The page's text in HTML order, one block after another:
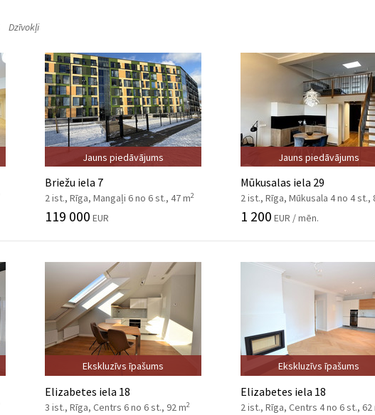
Dzīvokļi
Jauns piedāvājums
Briežu iela 7
2 ist., Rīga, Mangaļi 6 no 6 st., 47 m2
119 000 EUR
Jauns piedāvājums
Mūkusalas iela 29
2 ist., Rīga, Mūkusala 4 no 4 st.,
1 200 EUR / mēn.
Ekskluzīvs īpašums
Elizabetes iela 18
3 ist., Rīga, Centrs 6 no 6 st., 92 m2
Ekskluzīvs īpašums
Elizabetes iela 18
2 ist., Rīga, Centrs 4 no 6 st., 62